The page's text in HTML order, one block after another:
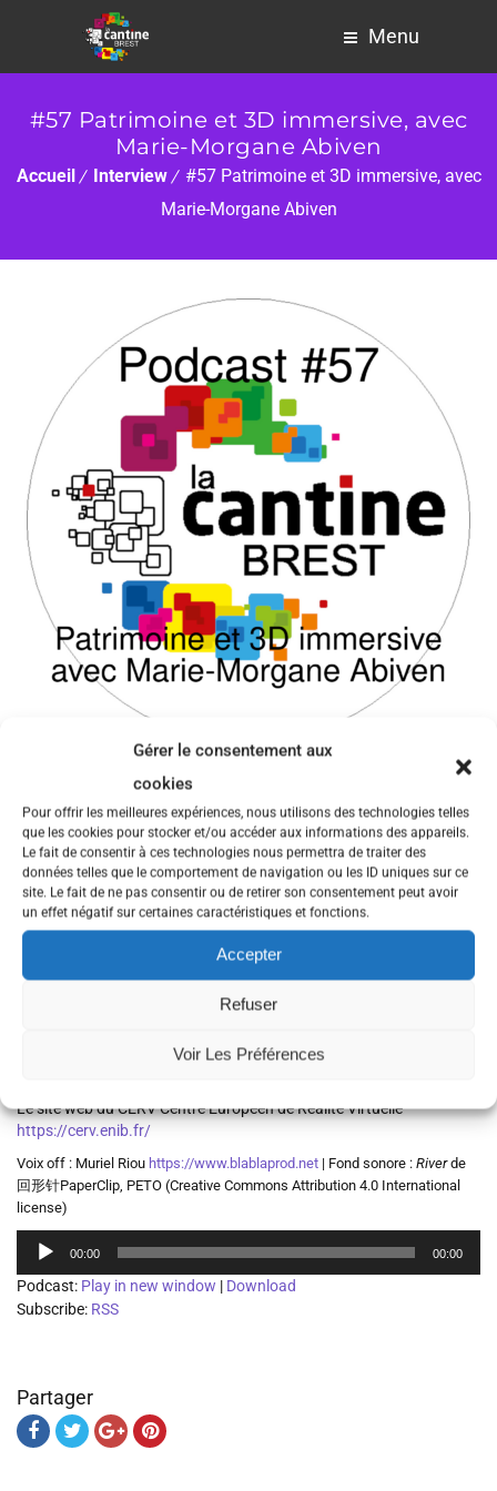
Gérer le consentement aux
cookies
Pour offrir les meilleures expériences, nous utilisons des technologies telles
que les cookies pour stocker et/ou accéder aux informations des appareils.
Le fait de consentir à ces technologies nous permettra de traiter des
données telles que le comportement de navigation ou les ID uniques sur ce
site. Le fait de ne pas consentir ou de retirer son consentement peut avoir
un effet négatif sur certaines caractéristiques et fonctions.
Accepter
Refuser
Voir Les Préférences
Menu
#57 Patrimoine et 3D immersive, avec
Marie-Morgane Abiven
Accueil Interview
#57 Patrimoine et 3D immersive, avec
Marie-Morgane Abiven
Dans ce cinquante-septième épisode, avec Marie-Morgane Abiven,
nous explorons les liens féconds entre humanités numériques,
environnement virtuel et patrimoine.
Docteure en histoire des sciences, spécialiste des patrimoines
maritimes et portuaires, la chercheuse se consacre, au sein du
Centre européen de réalité virtuelle, à développer des scénarios de
médiation pour faire de la 3D immersive un outil scientifique au
service du savoir et de sa diffusion.
Les travaux entamés lors de la thèse,Humanités Numériques et
méthodes de conservation et de valorisation des patrimoines
dans le cadre du projet ANR (Agence Nationale de la Recherche)
Le site web du CERV Centre Européen de Réalité Virtuelle
https://cerv.enib.fr/
Voix off : Muriel Riou https://www.blablaprod.net | Fond sonore : Riverde
回形针PaperClip, PETO (Creative Commons Attribution 4.0 International
license)
Lecteur
audio
00:00 00:00
Podcast: Play in new window | Download
Subscribe: RSS
Partager